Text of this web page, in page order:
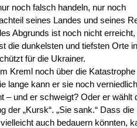
noch falsch handeln, nur noch
seines Landes und seines
Abgrunds ist noch nicht
die dunkelsten und tiefsten Orte
für die Ukrainer.
Kreml noch über die
lange kann er sie noch
– und er schweigt? Oder er wählt
der „Kursk“. „Sie sank.“ Dass
auch bedauern könnten,